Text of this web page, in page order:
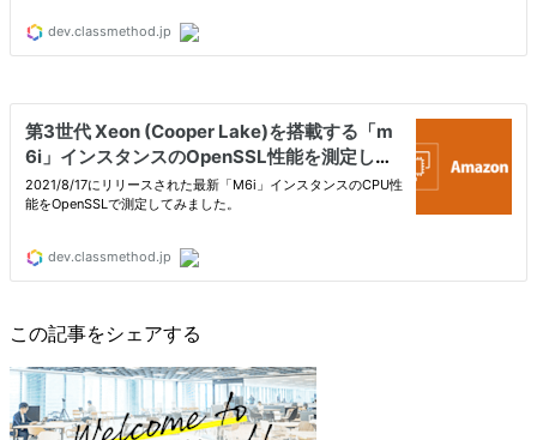
この記事をシェアする